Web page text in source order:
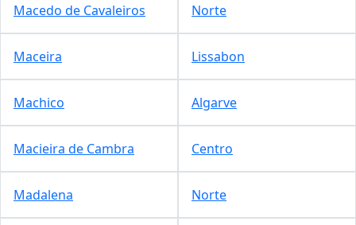
Macedo de Cavaleiros Norte
Maceira Lissabon
Machico Algarve
Macieira de Cambra Centro
Madalena Norte